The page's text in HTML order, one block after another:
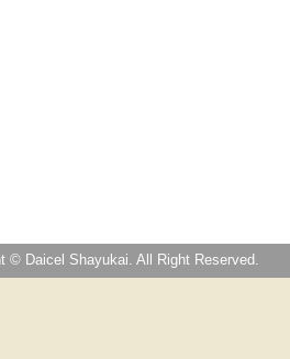
© Daicel Shayukai. All Right Reserved.